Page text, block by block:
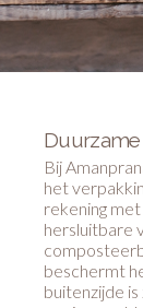
Duurzame
Bij
het
rekening
hersluitbare
beschermt
buitenzijde